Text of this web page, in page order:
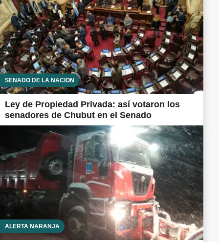
SENADO DE LA NACIÓN
Ley de Propiedad Privada: así votaron los
senadores de Chubut en el Senado
ALERTA NARANJA